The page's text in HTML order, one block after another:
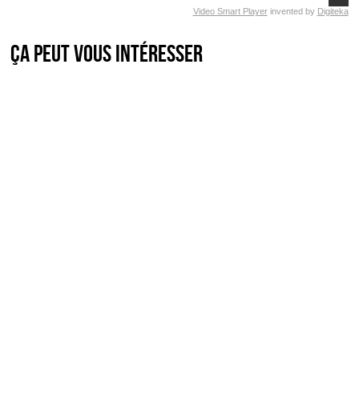
Video Smart Playerinvented by Digiteka
Ça peut vous intéresser